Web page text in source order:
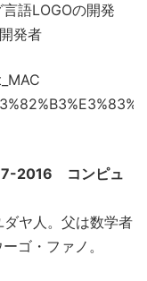
語LOGOの開発
発者
2016 コンピュ
ヤ人。父は数学者
ゴ・ファノ。